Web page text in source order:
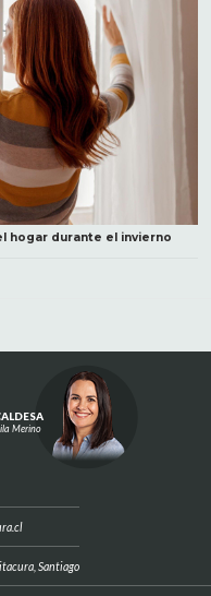
hogar durante el invierno
Santiago
Merino